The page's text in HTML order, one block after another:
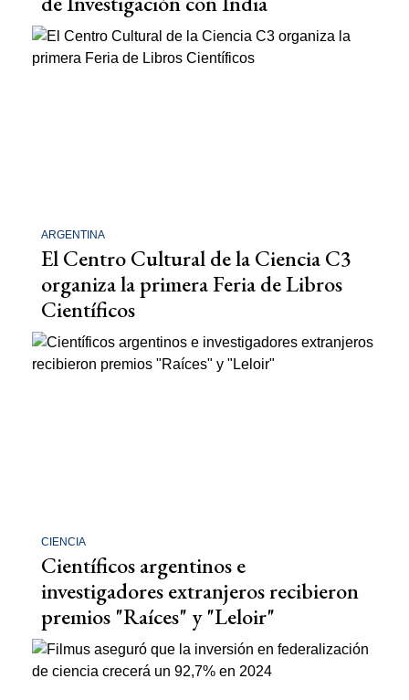
ARGENTINA
El Centro Cultural de la Ciencia C3
organiza la primera Feria de Libros
Científicos
CIENCIA
Científicos argentinos e
investigadores extranjeros recibieron
premios "Raíces" y "Leloir"